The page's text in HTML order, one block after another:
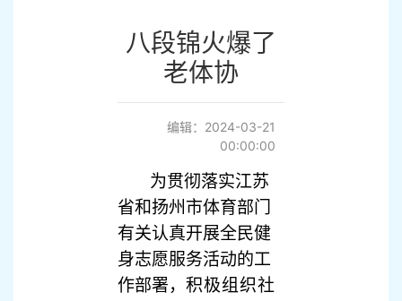
八段锦火爆了
老体协
编辑：2024-03-21
00:00:00
为贯彻落实江苏
省和扬州市体育部门
有关认真开展全民健
身志愿服务活动的工
作部署， 积极组织社